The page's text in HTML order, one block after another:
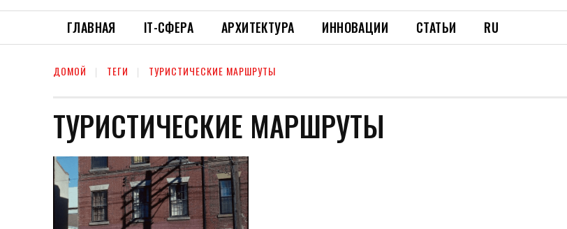
ГЛАВНАЯ ІТ-СФЕРА АРХИТЕКТУРА ИННОВАЦИИ СТАТЬИ RU
ДОМОЙ ТЕГИ ТУРИСТИЧЕСКИЕ МАРШРУТЫ
ТУРИСТИЧЕСКИЕ МАРШРУТЫ